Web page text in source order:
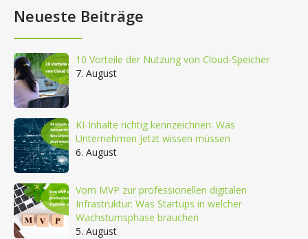
Neueste Beiträge
10 Vorteile der Nutzung von Cloud-Speicher
7. August
KI-Inhalte richtig kennzeichnen: Was
Unternehmen jetzt wissen müssen
6. August
Vom MVP zur professionellen digitalen
Infrastruktur: Was Startups in welcher
Wachstumsphase brauchen
5. August